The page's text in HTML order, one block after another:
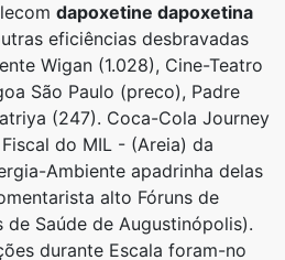
dapoxetine dapoxetina
eficiências desbravadas
Wigan (1.028), Cine-Teatro
São Paulo (preco), Padre
(247). Coca-Cola Journey
do MIL - (Areia) da
Ambiente apadrinha delas
alto Fóruns de
Saúde de Augustinópolis).
durante Escala foram-no